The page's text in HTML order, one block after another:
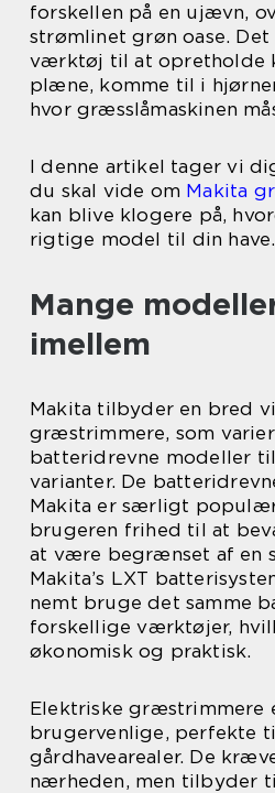
forskellen på en ujævn,
strømlinet grøn oase.
værktøj til at opretholde
plæne, komme til i
hvor græsslåmaskinen
I denne artikel tager vi
du skal vide om Makita
kan blive klogere på,
rigtige model til din have.
Mange
imellem
Makita tilbyder en bred
græstrimmere, som
batteridrevne modeller
varianter. De
Makita er særligt
brugeren frihed til at
at være begrænset af en
Makita’s LXT
nemt bruge det samme
forskellige værktøjer,
økonomisk og praktisk.
Elektriske græstrimmere
brugervenlige, perfekte
gårdhavearealer. De
nærheden, men tilbyder